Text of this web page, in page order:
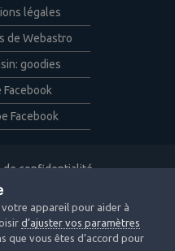
légales
de Webastro
goodies
Facebook
Facebook
de confidentialité
Webastro
Community
votre appareil pour aider à
d’ajuster vos paramètres
que vous êtes d’accord pour